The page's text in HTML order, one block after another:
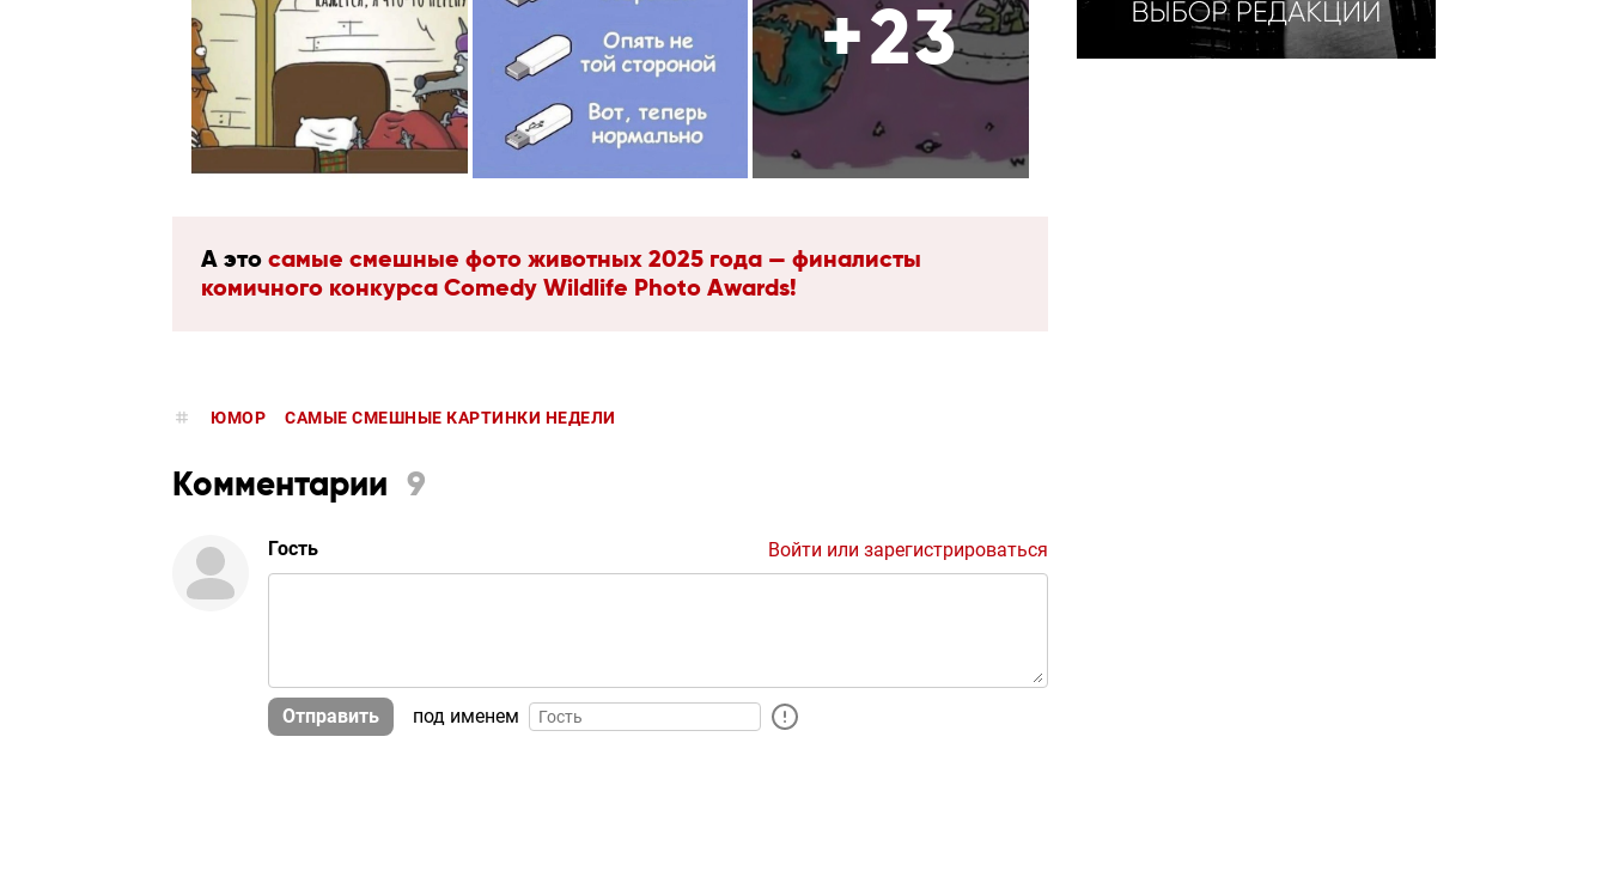
+23
А это самые смешные фото животных 2025 года — финалисты
комичного конкурса Comedy Wildlife Photo Awards!
ЮМОР САМЫЕ СМЕШНЫЕ КАРТИНКИ НЕДЕЛИ
Комментарии 9
Гость Войти или зарегистрироваться
Отправить под именем